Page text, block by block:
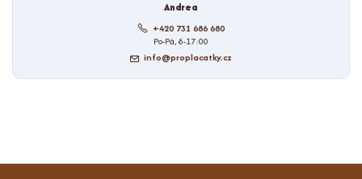
Andrea
+420 731 686 680
Po-Pá, 8-17:00
info@proplacatky.cz